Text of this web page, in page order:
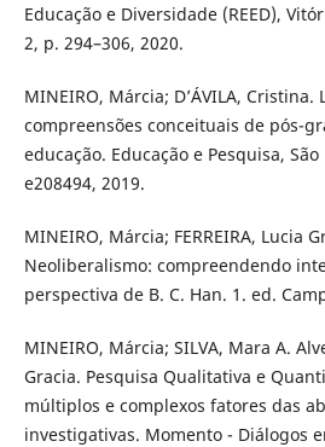
Educação e Diversidade (REED),
2, p. 294–306, 2020.
MINEIRO, Márcia; D’ÁVILA, Cristina.
compreensões conceituais de pós-
educação. Educação e Pesquisa,
e208494, 2019.
MINEIRO, Márcia; FERREIRA, Lucia
Neoliberalismo: compreendendo
perspectiva de B. C. Han. 1. ed.
MINEIRO, Márcia; SILVA, Mara A.
Gracia. Pesquisa Qualitativa e
múltiplos e complexos fatores das
investigativas. Momento - Diálogos